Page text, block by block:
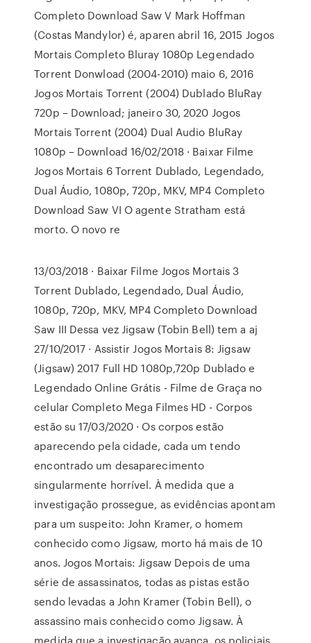
Completo Download Saw V Mark Hoffman
(Costas Mandylor) é, aparen abril 16, 2015 Jogos
Mortais Completo Bluray 1080p Legendado
Torrent Donwload (2004-2010) maio 6, 2016
Jogos Mortais Torrent (2004) Dublado BluRay
720p – Download; janeiro 30, 2020 Jogos
Mortais Torrent (2004) Dual Audio BluRay
1080p – Download 16/02/2018 · Baixar Filme
Jogos Mortais 6 Torrent Dublado, Legendado,
Dual Áudio, 1080p, 720p, MKV, MP4 Completo
Download Saw VI O agente Stratham está
morto. O novo re
13/03/2018 · Baixar Filme Jogos Mortais 3
Torrent Dublado, Legendado, Dual Áudio,
1080p, 720p, MKV, MP4 Completo Download
Saw III Dessa vez Jigsaw (Tobin Bell) tem a aj
27/10/2017 · Assistir Jogos Mortais 8: Jigsaw
(Jigsaw) 2017 Full HD 1080p,720p Dublado e
Legendado Online Grátis - Filme de Graça no
celular Completo Mega Filmes HD - Corpos
estão su 17/03/2020 · Os corpos estão
aparecendo pela cidade, cada um tendo
encontrado um desaparecimento
singularmente horrível. À medida que a
investigação prossegue, as evidências apontam
para um suspeito: John Kramer, o homem
conhecido como Jigsaw, morto há mais de 10
anos. Jogos Mortais: Jigsaw Depois de uma
série de assassinatos, todas as pistas estão
sendo levadas a John Kramer (Tobin Bell), o
assassino mais conhecido como Jigsaw. À
medida que a investigação avança, os policiais